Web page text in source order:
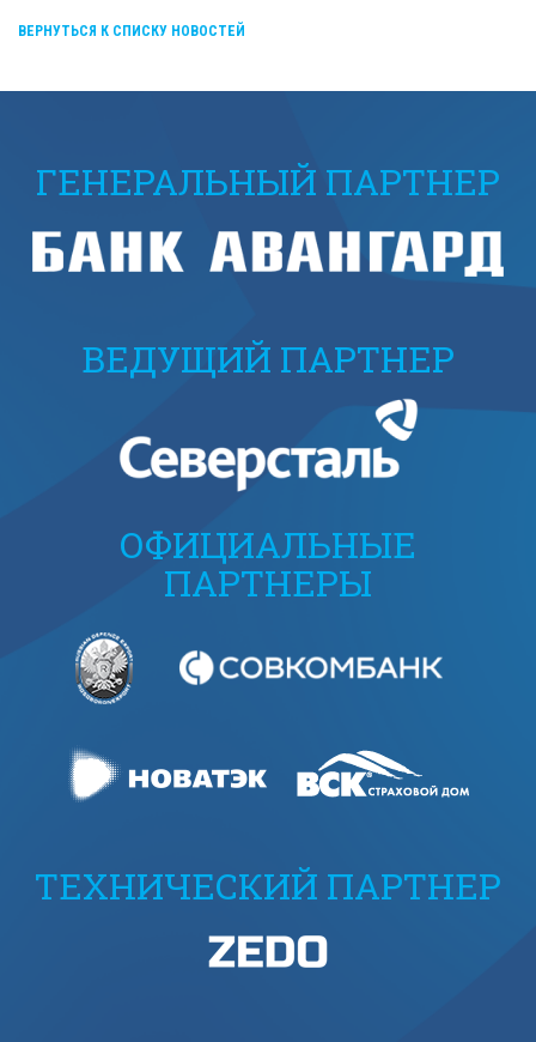
ВЕРНУТЬСЯ К СПИСКУ НОВОСТЕЙ
ГЕНЕРАЛЬНЫЙ ПАРТНЕР
ВЕДУЩИЙ ПАРТНЕР
ОФИЦИАЛЬНЫЕ
ПАРТНЕРЫ
ТЕХНИЧЕСКИЙ ПАРТНЕР